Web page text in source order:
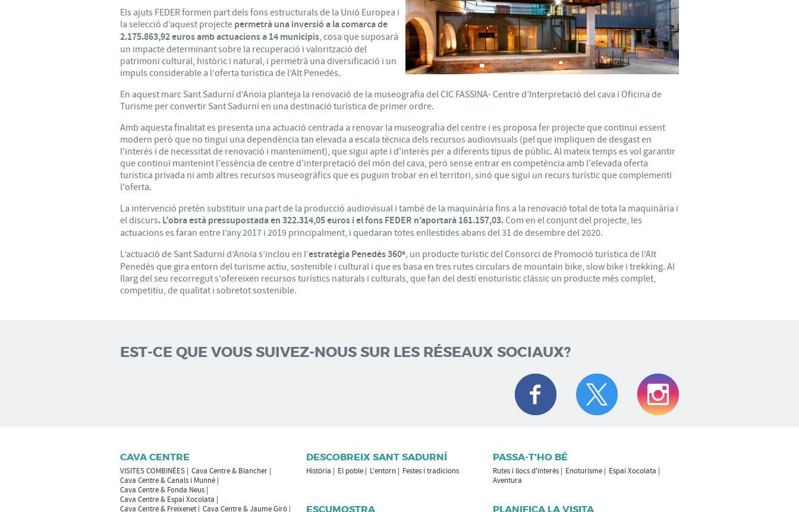
Els ajuts FEDER formen part dels fons estructurals de la Unió Europea i
la selecció d’aquest projecte permetrà una inversió a la comarca de
2.175.863,92 euros amb actuacions a 14 municipis, cosa que suposarà
un impacte determinant sobre la recuperació i valorització del
patrimoni cultural, històric i natural, i permetrà una diversificació i un
impuls considerable a l’oferta turística de l’Alt Penedès.
En aquest marc Sant Sadurní d’Anoia planteja la renovació de la museografia del CIC FASSINA- Centre d’Interpretació del cava i Oficina de
Turisme per convertir Sant Sadurní en una destinació turística de primer ordre.
Amb aquesta finalitat es presenta una actuació centrada a renovar la museografia del centre i es proposa fer projecte que continuï essent
modern però que no tingui una dependència tan elevada a escala tècnica dels recursos audiovisuals (pel que impliquen de desgast en
l'interès i de necessitat de renovació i manteniment), que sigui apte i d'interès per a diferents tipus de públic. Al mateix temps es vol garantir
que continuï mantenint l'essència de centre d'interpretació del món del cava, però sense entrar en competència amb l'elevada oferta
turística privada ni amb altres recursos museogràfics que es puguin trobar en el territori, sinó que sigui un recurs turístic que complementi
l'oferta.
La intervenció pretén substituir una part de la producció audiovisual i també de la maquinària fins a la renovació total de tota la maquinària i
el discurs. L’obra està pressupostada en 322.314,05 euros i el fons FEDER n’aportarà 161.157,03.Com en el conjunt del projecte, les
actuacions es faran entre l’any 2017 i 2019 principalment, i quedaran totes enllestides abans del 31 de desembre del 2020.
L’actuació de Sant Sadurní d’Anoia s’inclou en l’estratègia Penedès 360º, un producte turístic del Consorci de Promoció turística de l’Alt
Penedès que gira entorn del turisme actiu, sostenible i cultural i que es basa en tres rutes circulars de mountain bike, slow bike i trekking. Al
llarg del seu recorregut s’ofereixen recursos turístics naturals i culturals, que fan del destí enoturístic clàssic un producte més complet,
competitiu, de qualitat i sobretot sostenible.
EST-CE QUE VOUS SUIVEZ-NOUS SUR LES RÉSEAUX SOCIAUX?
CAVA CENTRE
VISITES COMBINÉES
Cava Centre & Blancher
Cava Centre & Canals i Munné
Cava Centre & Fonda Neus
Cava Centre & Espai Xocolata
Cava Centre & Freixenet
Cava Centre & Jaume Giró
DESCOBREIX SANT SADURNÍ
Història El poble L'entorn Festes i tradicions
PASSA-T'HO BÉ
Rutes i llocs d'interès Enoturisme
Espai Xocolata
Aventura
ESCUMOSTRA PLANIFICA LA VISITA